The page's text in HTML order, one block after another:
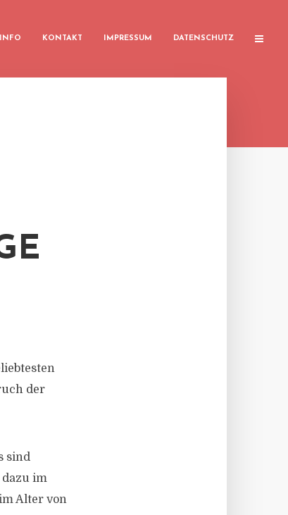
INFO KONTAKT IMPRESSUM DATENSCHUTZ
der
sind
im
Alter von